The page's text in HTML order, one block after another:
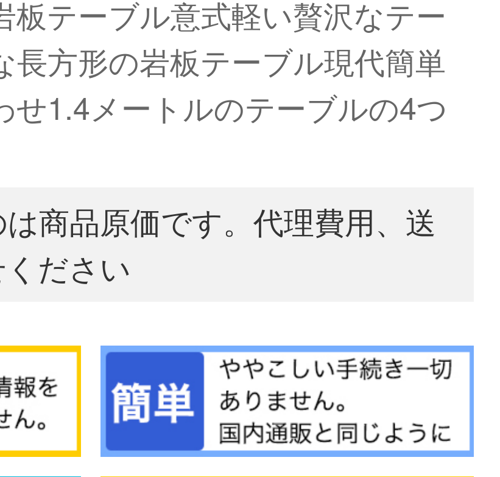
板テーブル意式軽い贅沢なテー
長方形の岩板テーブル現代簡単
せ1.4メートルのテーブルの4つ
商品原価です。代理費用、送
ださい